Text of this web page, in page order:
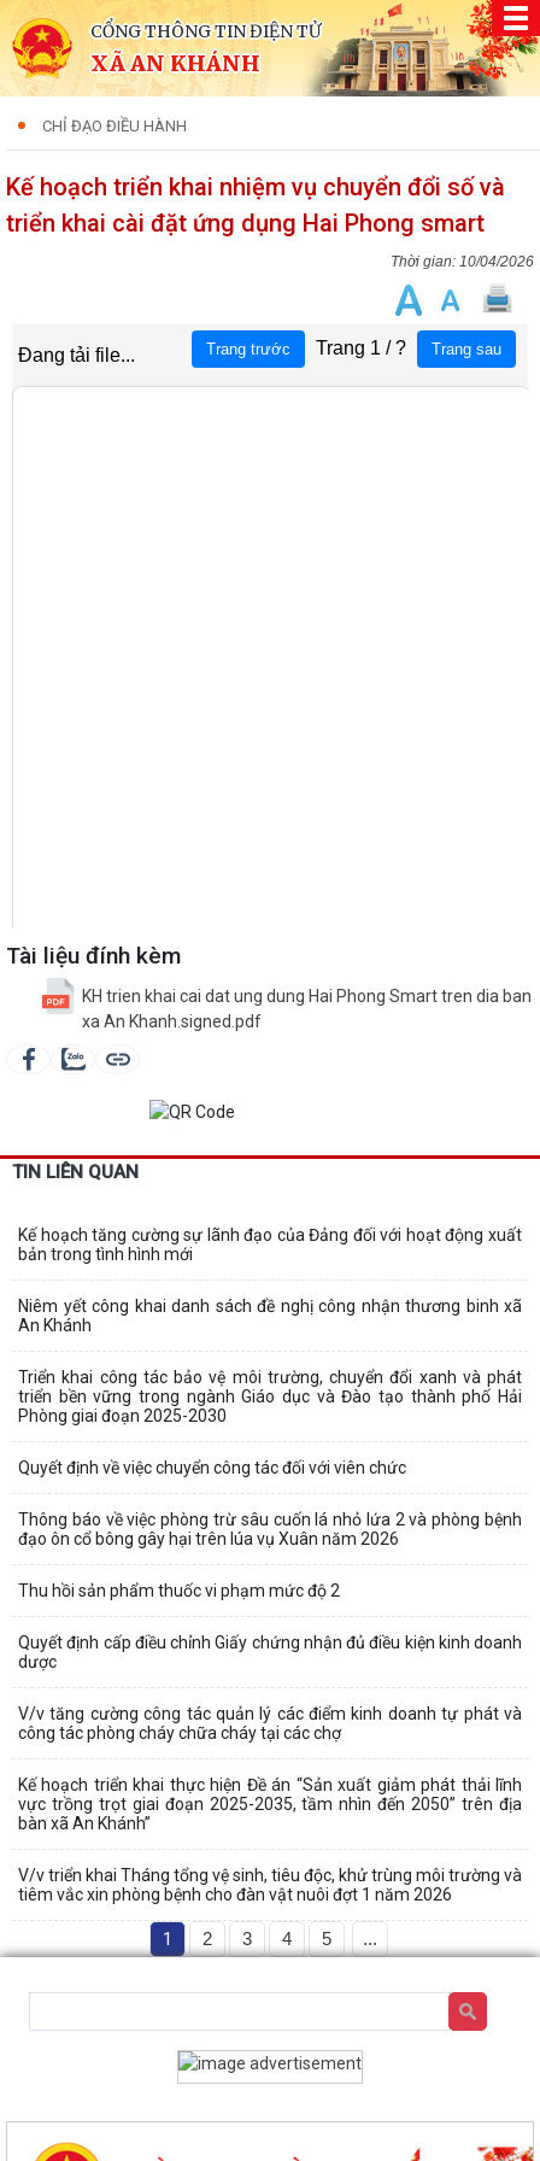
CỔNG THÔNG TIN ĐIỆN TỬ
XÃ AN KHÁNH
CHỈ ĐẠO ĐIỀU HÀNH
Kế hoạch triển khai nhiệm vụ chuyển đổi số và
triển khai cài đặt ứng dụng Hai Phong smart
10/04/2026
Tài liệu đính kèm
KH trien khai cai dat ung dung Hai Phong Smart tren dia ban
xa An Khanh.signed.pdf
TIN LIÊN QUAN
Kế hoạch tăng cường sự lãnh đạo của Đảng đối với hoạt động xuất
bản trong tình hình mới
Niêm yết công khai danh sách đề nghị công nhận thương binh xã
An Khánh
Triển khai công tác bảo vệ môi trường, chuyển đổi xanh và phát
triển bền vững trong ngành Giáo dục và Đào tạo thành phố Hải
Phòng giai đoạn 2025-2030
Quyết định về việc chuyển công tác đối với viên chức
Thông báo về việc phòng trừ sâu cuốn lá nhỏ lứa 2 và phòng bệnh
đạo ôn cổ bông gây hại trên lúa vụ Xuân năm 2026
Thu hồi sản phẩm thuốc vi phạm mức độ 2
Quyết định cấp điều chỉnh Giấy chứng nhận đủ điều kiện kinh doanh
dược
V/v tăng cường công tác quản lý các điểm kinh doanh tự phát và
công tác phòng cháy chữa cháy tại các chợ
Kế hoạch triển khai thực hiện Đề án “Sản xuất giảm phát thải lĩnh
vực trồng trọt giai đoạn 2025-2035, tầm nhìn đến 2050” trên địa
bàn xã An Khánh”
V/v triển khai Tháng tổng vệ sinh, tiêu độc, khử trùng môi trường và
tiêm vắc xin phòng bệnh cho đàn vật nuôi đợt 1 năm 2026
1 2 3 4 5 ...